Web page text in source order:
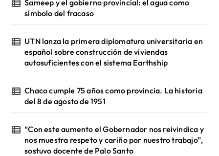
Sameep y el gobierno provincial: el agua como
símbolo del fracaso
UTN lanza la primera diplomatura universitaria en
español sobre construcción de viviendas
autosuficientes con el sistema Earthship
Chaco cumple 75 años como provincia. La historia
del 8 de agosto de 1951
“Con este aumento el Gobernador nos reivindica y
nos muestra respeto y cariño por nuestro trabajo”,
sostuvo docente de Palo Santo